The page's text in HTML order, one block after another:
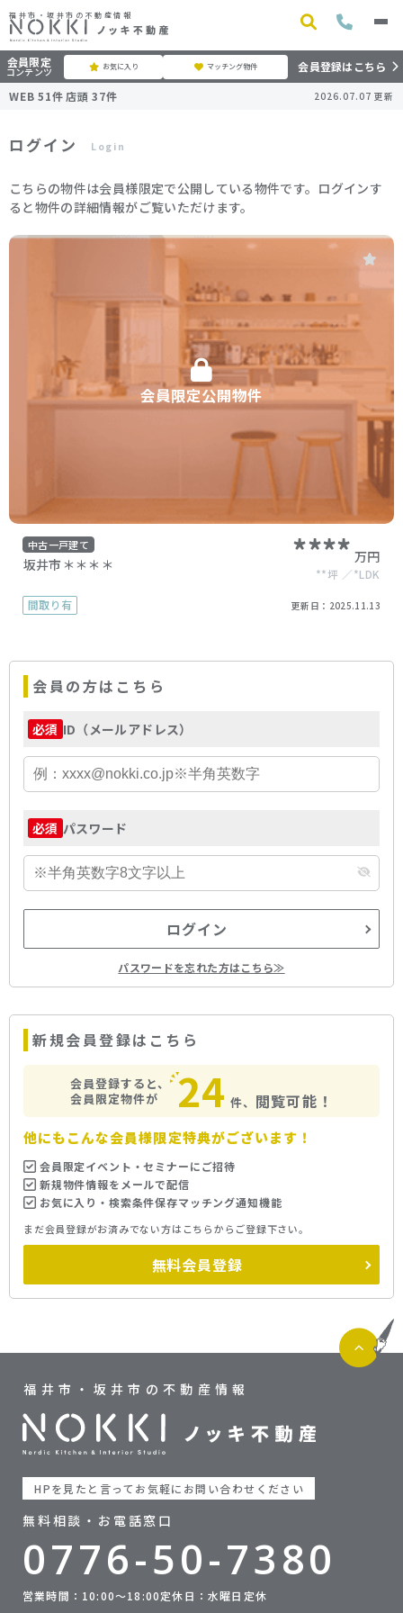
福井市・坂井市の不動産情報
会員限定
コンテンツ お気に入り マッチング物件
会員登録はこちら
WEB 51件 店頭 37件 2026.07.07 更新
ログイン Login
こちらの物件は会員様限定で公開している物件です。ログインす
ると物件の詳細情報がご覧いただけます。
会員限定公開物件
中古一戸建て
坂井市＊＊＊＊ **** 万円
**坪
*LDK
間取り有
更新日： 2025.11.13
会員の方はこちら
必須 ID（メールアドレス）
必須 パスワード
ログイン
パスワードを忘れた方はこちら≫
新規会員登録はこちら
会員登録すると、
会員限定物件が
24 件、 閲覧可能！
他にもこんな会員様限定特典がございます！
会員限定イベント・セミナーにご招待
新規物件情報をメールで配信
お気に入り・検索条件保存マッチング通知機能
まだ会員登録がお済みでない方はこちらからご登録下さい。
無料会員登録
福井市・坂井市の不動産情報
HPを見たと言ってお気軽にお問い合わせください
無料相談・お電話窓口
0776-50-7380
営業時間：10:00〜18:00定休日：水曜日定休